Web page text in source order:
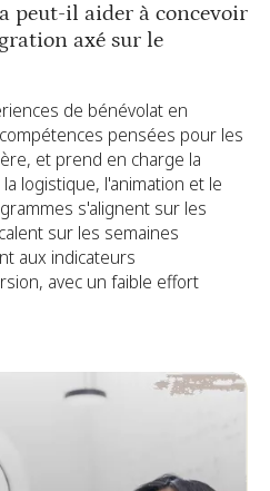
peut-il aider à concevoir
axé sur le
de bénévolat en
pensées pour les
et prend en charge la
logistique, l'animation et le
s'alignent sur les
sur les semaines
aux indicateurs
avec un faible effort